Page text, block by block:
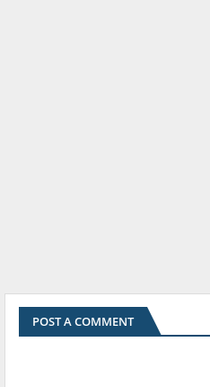
POST A COMMENT